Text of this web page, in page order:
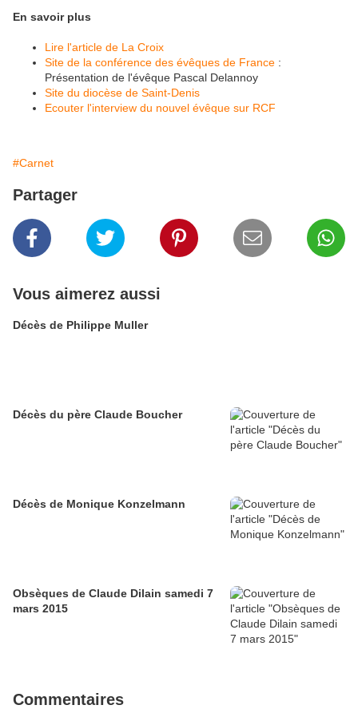
En savoir plus
Lire l'article de La Croix
Site de la conférence des évêques de France :
Présentation de l'évêque Pascal Delannoy
Site du diocèse de Saint-Denis
Ecouter l'interview du nouvel évêque sur RCF
#Carnet
Partager
Vous aimerez aussi
Décès de Philippe Muller
Décès du père Claude Boucher
Décès de Monique Konzelmann
Obsèques de Claude Dilain samedi 7
mars 2015
Commentaires